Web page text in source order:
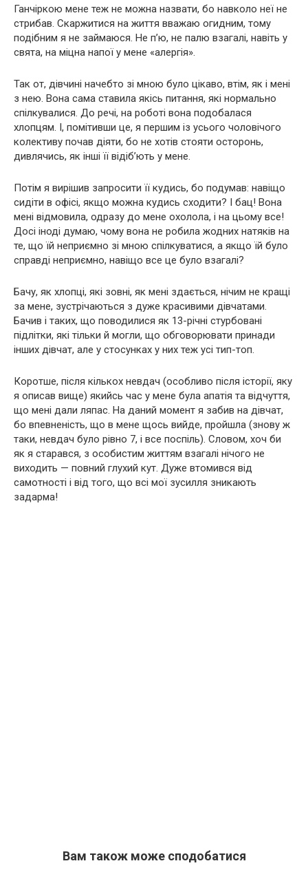
Ганчіркою мене теж не можна назвати, бо навколо неї не
стрибав. Скаржитися на життя вважаю огидним, тому
подібним я не займаюся. Не п’ю, не палю взагалі, навіть у
свята, на міцна напої у мене «алергія».
Так от, дівчині начебто зі мною було цікаво, втім, як і мені
з нею. Вона сама ставила якісь питання, які нормально
спілкувалися. До речі, на роботі вона подобалася
хлопцям. І, помітивши це, я першим із усього чоловічого
колективу почав діяти, бо не хотів стояти осторонь,
дивлячись, як інші її відіб’ють у мене.
Потім я вирішив запросити її кудись, бо подумав: навіщо
сидіти в офісі, якщо можна кудись сходити? І бац! Вона
мені відмовила, одразу до мене охолола, і на цьому все!
Досі іноді думаю, чому вона не робила жодних натяків на
те, що їй неприємно зі мною спілкуватися, а якщо їй було
справді неприємно, навіщо все це було взагалі?
Бачу, як хлопці, які зовні, як мені здається, нічим не кращі
за мене, зустрічаються з дуже красивими дівчатами.
Бачив і таких, що поводилися як 13-річні стурбовані
підлітки, які тільки й могли, що обговорювати принади
інших дівчат, але у стосунках у них теж усі тип-топ.
Коротше, після кількох невдач (особливо після історії, яку
я описав вище) якийсь час у мене була апатія та відчуття,
що мені дали ляпас. На даний момент я забив на дівчат,
бо впевненість, що в мене щось вийде, пройшла (знову ж
таки, невдач було рівно 7, і все поспіль). Словом, хоч би
як я старався, з особистим життям взагалі нічого не
виходить — повний глухий кут. Дуже втомився від
самотності і від того, що всі мої зусилля зникають
задарма!
Вам також може сподобатися